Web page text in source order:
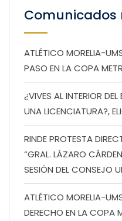
Comunicados
ATLÉTICO MORELIA-
PASO EN LA COPA
¿VIVES AL INTERIOR
UNA LICENCIATURA?,
RINDE PROTESTA
“GRAL. LÁZARO
SESIÓN DEL CONSEJO
ATLÉTICO MORELIA-
DERECHO EN LA COPA